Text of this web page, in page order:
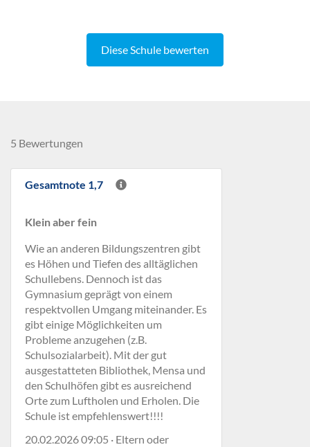
Diese Schule bewerten
5 Bewertungen
Gesamtnote 1,7
Klein aber fein
Wie an anderen Bildungszentren gibt
es Höhen und Tiefen des alltäglichen
Schullebens. Dennoch ist das
Gymnasium geprägt von einem
respektvollen Umgang miteinander. Es
gibt einige Möglichkeiten um
Probleme anzugehen (z.B.
Schulsozialarbeit). Mit der gut
ausgestatteten Bibliothek, Mensa und
den Schulhöfen gibt es ausreichend
Orte zum Luftholen und Erholen. Die
Schule ist empfehlenswert!!!!
20.02.2026 09:05 · Eltern oder